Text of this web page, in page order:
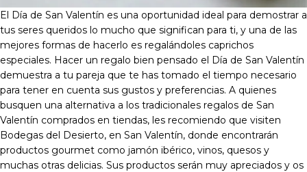
El Día de San Valentín es una oportunidad ideal para demostrar a
tus seres queridos lo mucho que significan para ti, y una de las
mejores formas de hacerlo es regalándoles caprichos
especiales. Hacer un regalo bien pensado el Día de San Valentín
demuestra a tu pareja que te has tomado el tiempo necesario
para tener en cuenta sus gustos y preferencias. A quienes
busquen una alternativa a los tradicionales regalos de San
Valentín comprados en tiendas, les recomiendo que visiten
Bodegas del Desierto, en San Valentín, donde encontrarán
productos gourmet como jamón ibérico, vinos, quesos y
muchas otras delicias. Sus productos serán muy apreciados y os